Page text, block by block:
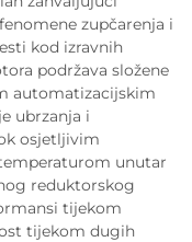
zupčarenja i
kod izravnih
podržava složene
automatizacijskim
ubrzanja i
osjetljivim
unutar
reduktorskog
tijekom
tijekom dugih